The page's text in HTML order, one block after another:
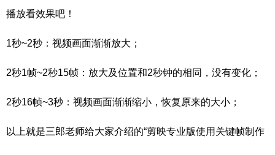
播放看效果吧！
1秒~2秒：视频画面渐渐放大；
2秒1帧~2秒15帧：放大及位置和2秒钟的相同，没有变化；
2秒16帧~3秒：视频画面渐渐缩小，恢复原来的大小；
以上就是三郎老师给大家介绍的“剪映专业版使用关键帧制作